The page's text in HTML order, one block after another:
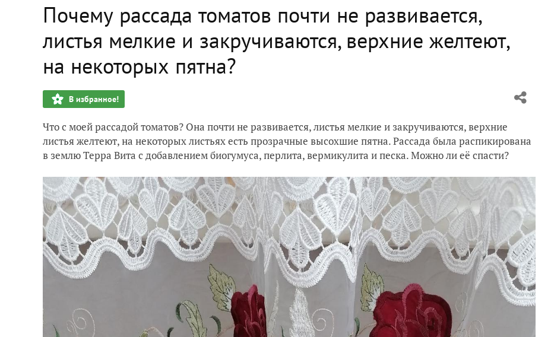
Почему рассада томатов почти не развивается,
листья мелкие и закручиваются, верхние желтеют,
на некоторых пятна?
В избранное!
Что с моей рассадой томатов? Она почти не развивается, листья мелкие и закручиваются, верхние
листья желтеют, на некоторых листьях есть прозрачные высохшие пятна. Рассада была распикирована
в землю Терра Вита с добавлением биогумуса, перлита, вермикулита и песка. Можно ли её спасти?